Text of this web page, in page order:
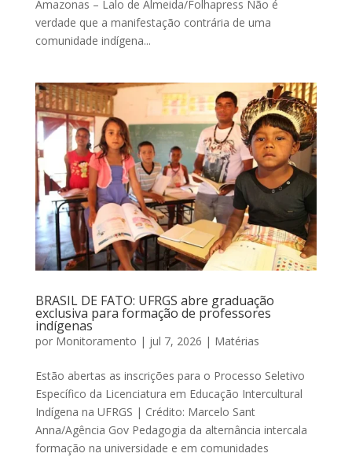
Amazonas – Lalo de Almeida/Folhapress Não é
verdade que a manifestação contrária de uma
comunidade indígena...
BRASIL DE FATO: UFRGS abre graduação
exclusiva para formação de professores
indígenas
por Monitoramento | jul 7, 2026 | Matérias
Estão abertas as inscrições para o Processo Seletivo
Específico da Licenciatura em Educação Intercultural
Indígena na UFRGS | Crédito: Marcelo Sant
Anna/Agência Gov Pedagogia da alternância intercala
formação na universidade e em comunidades